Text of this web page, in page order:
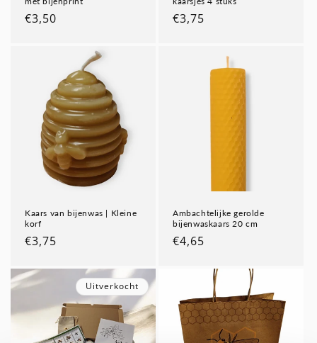
Normale
€3,50
Normale
€3,75
Kaars van bijenwas | Kleine
korf
Normale
€3,75
Ambachtelijke gerolde
bijenwaskaars 20 cm
Normale
€4,65
Uitverkocht